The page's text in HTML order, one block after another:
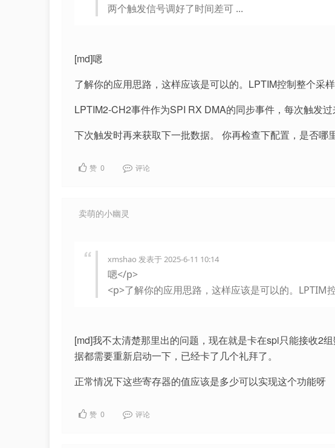
两个触发信号调好了时间差可 ...
[md]嗯
了解你的应用思路，这样应该是可以的。LPTIM控制整个采样
LPTIM2-CH2事件作为SPI RX DMA的同步事件，每次触发过
下次触发时再来获取下一批数据。 你再检查下配置，是否哪
赞 0 评论
卖萌的小幽灵
xmshao 发表于 2025-6-11 10:14
嗯</p>
<p>了解你的应用思路，这样应该是可以的。LPTIM
[md]我不太清楚那里出的问题，现在就是卡在spi只能接收2
据都需要重新启动一下，已经卡了几个礼拜了。
正常情况下这些寄存器的值应该是多少可以实现这个功能呀
赞 0 评论